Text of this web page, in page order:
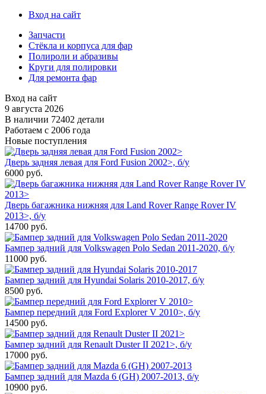
Вход на сайт
Запчасти
Стёкла и корпуса для фар
Полироли и абразивы
Круги для полировки
Для ремонта фар
Вход на сайт
9 августа 2026
В наличии 72402 детали
Работаем с 2006 года
Новые поступления
Дверь задняя левая для Ford Fusion 2002>, б/у
6000 руб.
Дверь багажника нижняя для Land Rover Range Rover IV
2013>, б/у
14700 руб.
Бампер задний для Volkswagen Polo Sedan 2011-2020, б/у
11000 руб.
Бампер задний для Hyundai Solaris 2010-2017, б/у
8500 руб.
Бампер передний для Ford Explorer V 2010>, б/у
14500 руб.
Бампер задний для Renault Duster II 2021>, б/у
17000 руб.
Бампер задний для Mazda 6 (GH) 2007-2013, б/у
10900 руб.